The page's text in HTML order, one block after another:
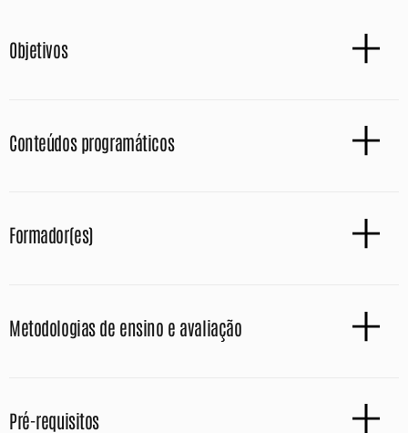
Objetivos
Conteúdos programáticos
Formador(es)
Metodologias de ensino e avaliação
Pré-requisitos